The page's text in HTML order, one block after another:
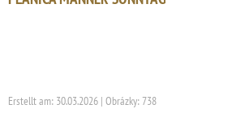
Erstellt am: 30.03.2026 | Obrázky: 738